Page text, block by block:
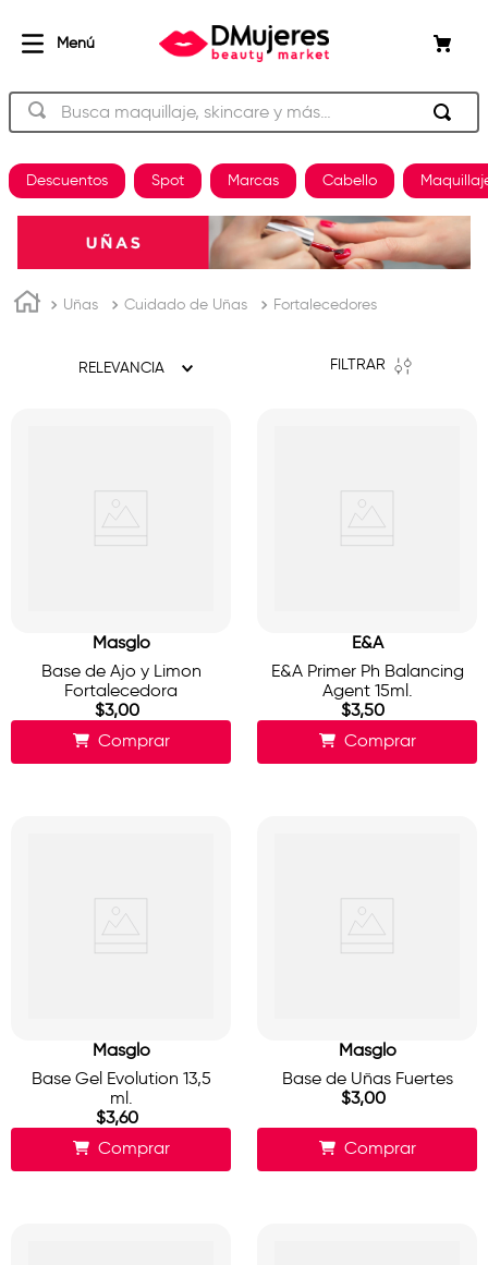
Busca maquillaje, skincare y más…
Descuentos Spot Marcas Cabello
Uñas Cuidado de Uñas Fortalecedores
RELEVANCIA FILTRAR
Masglo
Base de Ajo y Limon
Fortalecedora
$3,00
Comprar
E&A
E&A Primer Ph Balancing
Agent 15ml.
$3,50
Comprar
Masglo
Base Gel Evolution 13,5
ml.
$3,60
Comprar
Masglo
Base de Uñas Fuertes
$3,00
Comprar
TÉRMINOS MÁS BUSCADOS
1. beauty of joseon
3
keratina